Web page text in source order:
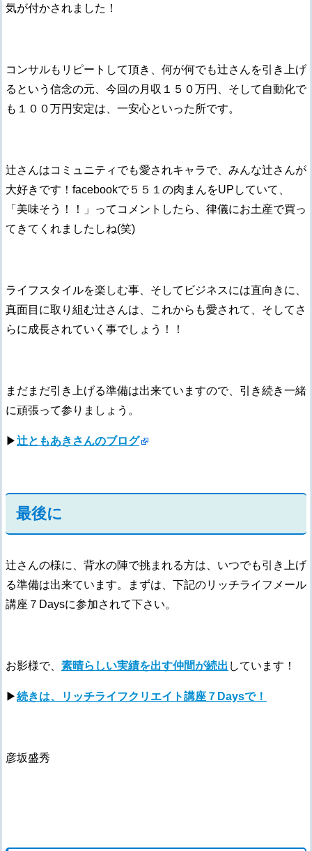
気が付かされました！
コンサルもリピートして頂き、何が何でも辻さんを引き上げ
るという信念の元、今回の月収１５０万円、そして自動化で
も１００万円安定は、一安心といった所です。
辻さんはコミュニティでも愛されキャラで、みんな辻さんが
大好きです！facebookで５５１の肉まんをUPしていて、
「美味そう！！」ってコメントしたら、律儀にお土産で買っ
てきてくれましたしね(笑)
ライフスタイルを楽しむ事、そしてビジネスには直向きに、
真面目に取り組む辻さんは、これからも愛されて、そしてさ
らに成長されていく事でしょう！！
まだまだ引き上げる準備は出来ていますので、引き続き一緒
に頑張って参りましょう。
▶辻ともあきさんのブログ
最後に
辻さんの様に、背水の陣で挑まれる方は、いつでも引き上げ
る準備は出来ています。まずは、下記のリッチライフメール
講座７Daysに参加されて下さい。
お影様で、 素晴らしい実績を出す仲間が続出 しています！
▶続きは、リッチライフクリエイト講座７Daysで！
彦坂盛秀